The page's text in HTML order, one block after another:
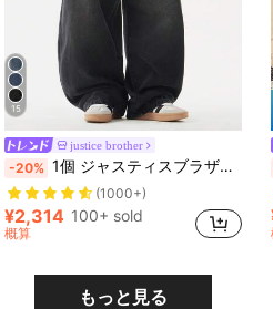
15
justice brother
-20% 1個 ジャスティスブラザーズ ビンテージウォッシュ ルーズフィット ワイドレッグジーンズ、カジュアル&カップルスタイル(裾がダメージ加工)
(1000+)
¥2,314 100+ sold
概算
もっと見る